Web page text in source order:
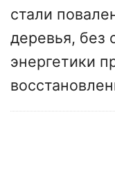
стали
деревья, без
энергетики